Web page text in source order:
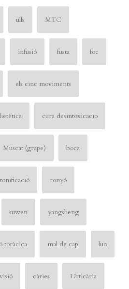
ulls MTC
infusió fusta foc
els cinc moviments
cura desintoxicacio
Muscat (grape) boca
tonificació ronyó
suwen yangsheng
toràcica mal de cap luo
visió càries Urticària